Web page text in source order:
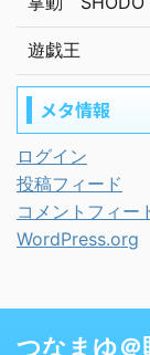
遊戯王
メタ情報
ログイン
投稿フィード
コメントフィー
WordPress.org
つなまゆ